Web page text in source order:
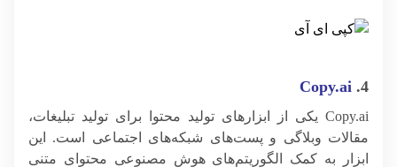
4.
Copy.ai
Copy.ai یکی از ابزارهای تولید محتوا برای تولید تبلیغات،
مقالات وبلاگی و پست‌های شبکه‌های اجتماعی است. این
ابزار به کمک الگوریتم‌های هوش مصنوعی محتوای متنی